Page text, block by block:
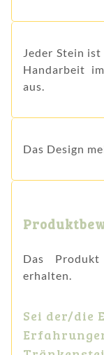
Jeder Stein
Handarbeit
aus.
Das Design
Das
erhalten.
Sei der/die